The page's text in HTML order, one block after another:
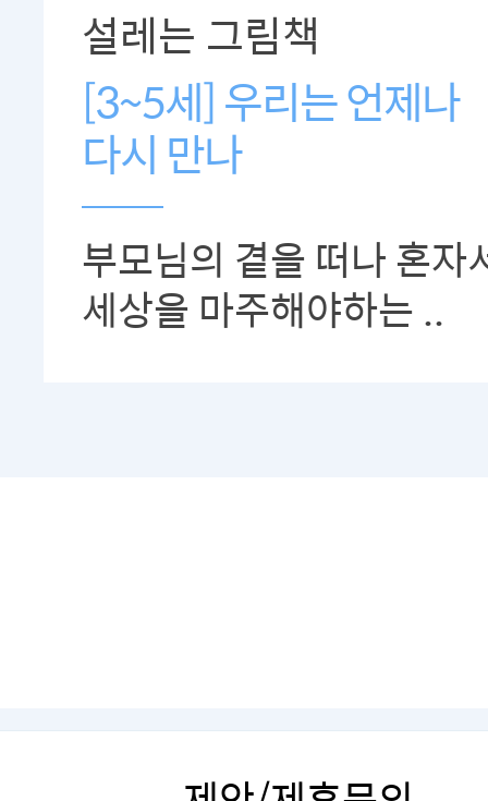
설레는 그림책
[3~5세] 우리는 언제나
다시 만나
부모님의 곁을 떠나 혼자
세상을 마주해야하는 ..